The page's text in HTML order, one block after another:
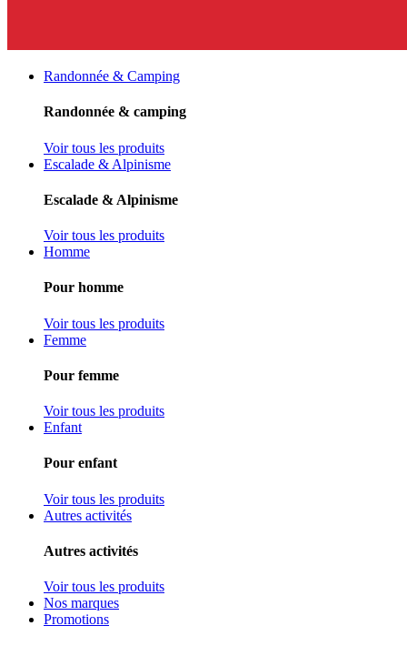
Randonnée & Camping
Randonnée & camping
Voir tous les produits
Escalade & Alpinisme
Escalade & Alpinisme
Voir tous les produits
Homme
Pour homme
Voir tous les produits
Femme
Pour femme
Voir tous les produits
Enfant
Pour enfant
Voir tous les produits
Autres activités
Autres activités
Voir tous les produits
Nos marques
Promotions